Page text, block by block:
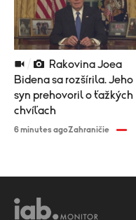
Bidena sa rozšírila. Jeho
syn prehovoril o ťažkých
chvíľach
6 minutes agoZahraničie